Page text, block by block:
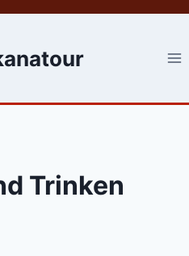
Trinken